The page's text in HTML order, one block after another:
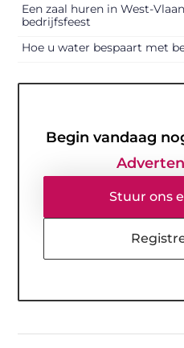
Een zaal huren in West-
bedrijfsfeest
Hoe u water bespaart met
Begin vandaag
Stuur ons